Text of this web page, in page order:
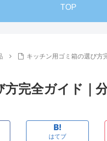
TOP
キッチン用ゴミ箱の選び方
完全ガイド｜
はてブ